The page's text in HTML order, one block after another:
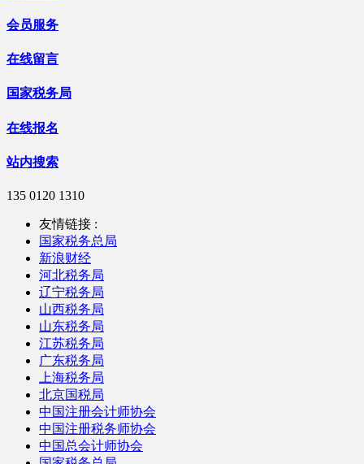
会员服务
在线留言
国家税务局
在线报名
站内搜索
135 0120 1310
友情链接 :
国家税务总局
新浪财经
河北税务局
辽宁税务局
山西税务局
山东税务局
江苏税务局
广东税务局
上海税务局
北京国税局
中国注册会计师协会
中国注册税务师协会
中国总会计师协会